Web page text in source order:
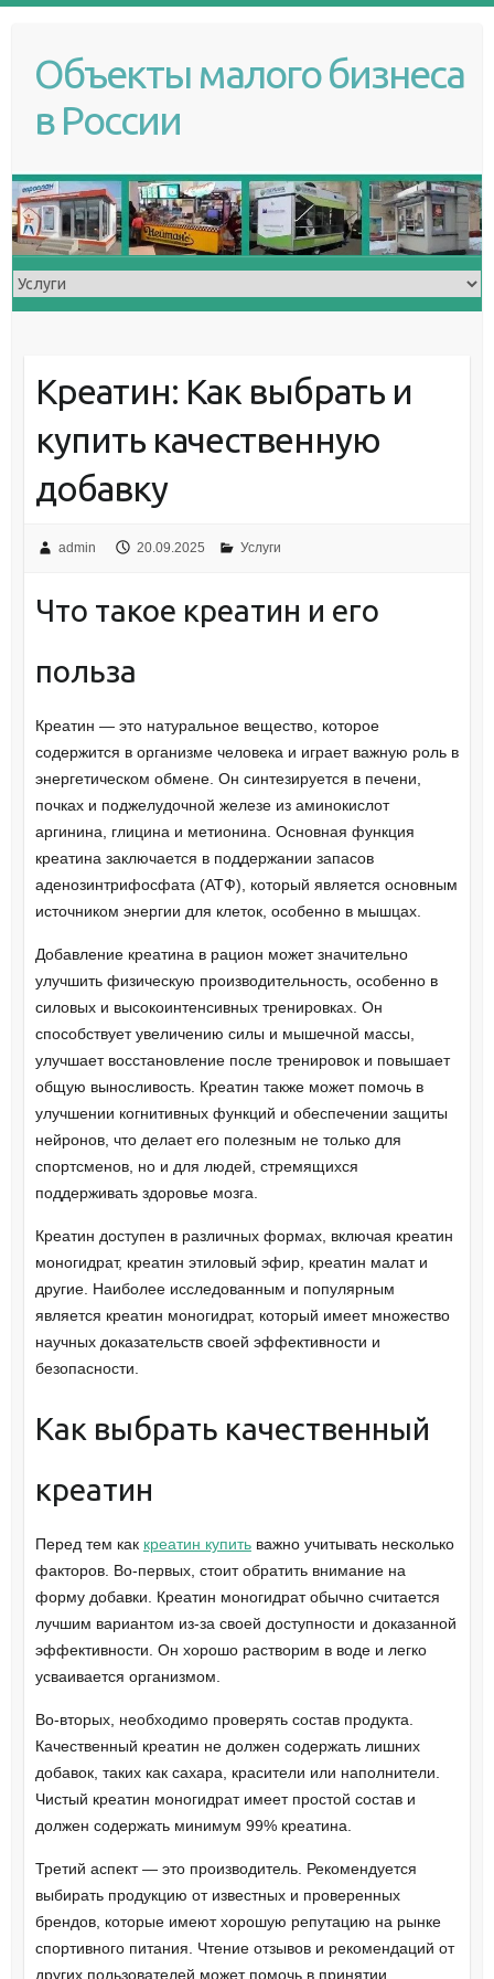
Объекты малого бизнеса
в России
Креатин: Как выбрать и
купить качественную
добавку
admin 20.09.2025 Услуги
Что такое креатин и его
польза
Креатин — это натуральное вещество, которое
содержится в организме человека и играет важную роль в
энергетическом обмене. Он синтезируется в печени,
почках и поджелудочной железе из аминокислот
аргинина, глицина и метионина. Основная функция
креатина заключается в поддержании запасов
аденозинтрифосфата (АТФ), который является основным
источником энергии для клеток, особенно в мышцах.
Добавление креатина в рацион может значительно
улучшить физическую производительность, особенно в
силовых и высокоинтенсивных тренировках. Он
способствует увеличению силы и мышечной массы,
улучшает восстановление после тренировок и повышает
общую выносливость. Креатин также может помочь в
улучшении когнитивных функций и обеспечении защиты
нейронов, что делает его полезным не только для
спортсменов, но и для людей, стремящихся
поддерживать здоровье мозга.
Креатин доступен в различных формах, включая креатин
моногидрат, креатин этиловый эфир, креатин малат и
другие. Наиболее исследованным и популярным
является креатин моногидрат, который имеет множество
научных доказательств своей эффективности и
безопасности.
Как выбрать качественный
креатин
Перед тем как креатин купитьважно учитывать несколько
факторов. Во-первых, стоит обратить внимание на
форму добавки. Креатин моногидрат обычно считается
лучшим вариантом из-за своей доступности и доказанной
эффективности. Он хорошо растворим в воде и легко
усваивается организмом.
Во-вторых, необходимо проверять состав продукта.
Качественный креатин не должен содержать лишних
добавок, таких как сахара, красители или наполнители.
Чистый креатин моногидрат имеет простой состав и
должен содержать минимум 99% креатина.
Третий аспект — это производитель. Рекомендуется
выбирать продукцию от известных и проверенных
брендов, которые имеют хорошую репутацию на рынке
спортивного питания. Чтение отзывов и рекомендаций от
других пользователей может помочь в принятии